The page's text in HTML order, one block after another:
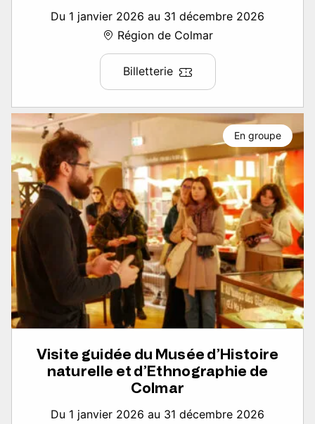
Du 1 janvier 2026 au 31 décembre 2026
Région de Colmar
Billetterie
Visite guidée du Musée d’Histoire
naturelle et d’Ethnographie de
Colmar
Du 1 janvier 2026 au 31 décembre 2026
En groupe